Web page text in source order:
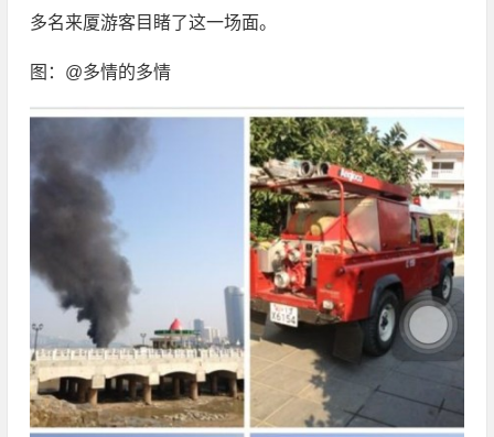
多名来厦游客目睹了这一场面。
图：@多情的多情